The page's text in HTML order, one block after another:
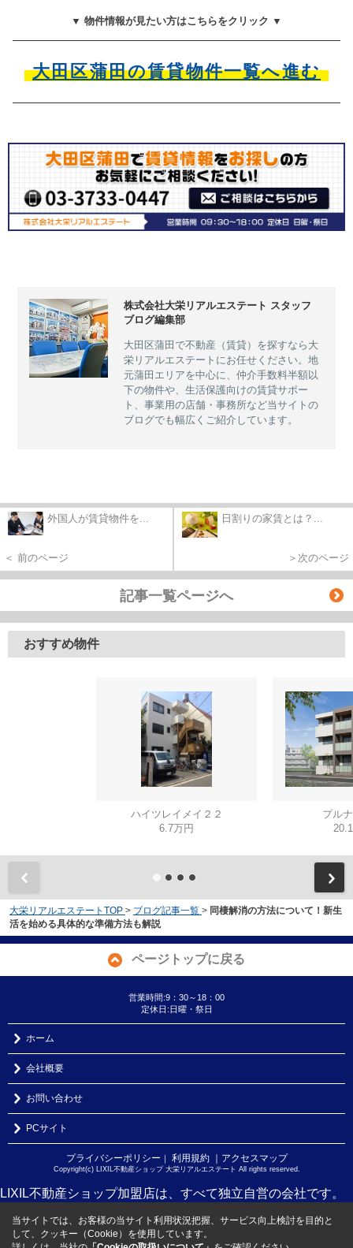
▼ 物件情報が見たい方はこちらをクリック ▼
大田区蒲田の賃貸物件一覧へ進む
株式会社大栄リアルエステート スタッフ
ブログ編集部
大田区蒲田で不動産（賃貸）を探すなら大
栄リアルエステートにお任せください。地
元蒲田エリアを中心に、仲介手数料半額以
下の物件や、生活保護向けの賃貸サポー
ト、事業用の店舗・事務所など当サイトの
ブログでも幅広くご紹介しています。
外国人が賃貸物件を...
＜ 前のページ
日割りの家賃とは？...
＞次のページ
記事一覧ページへ
おすすめ物件
ハイツレイメイ２２
6.7万円
プル
大栄リアルエステートTOP > ブログ記事一覧 > 同棲解消の方法について！新生
活を始める具体的な準備方法も解説
ページトップに戻る
営業時間:9：30～18：00
定休日:日曜・祭日
ホーム
会社概要
お問い合わせ
PCサイト
プライバシーポリシー ｜ 利用規約 ｜アクセスマップ
Copyright(c) LIXIL不動産ショップ 大栄リアルエステート All rights reserved.
LIXIL不動産ショップ加盟店は、すべて独立自営の会社です。
当サイトでは、お客様の当サイト利用状況把握、サービス向上検討を目的と
して、クッキー（Cookie）を使用しています。